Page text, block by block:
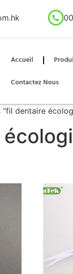
Accueil
Contactez Nous
dentaire